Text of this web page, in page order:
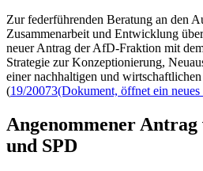
Zur federführenden Beratung an den
Zusammenarbeit und Entwicklung
neuer Antrag der AfD-Fraktion mit
Strategie zur Konzeptionierung,
einer nachhaltigen und
(19/20073(Dokument, öffnet ein neues
Angenommener Antrag
und SPD